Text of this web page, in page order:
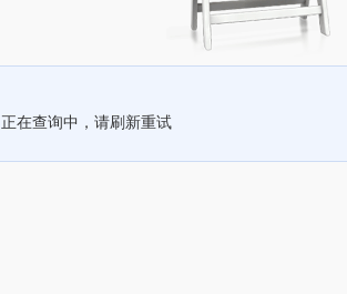
正在查询中，请刷新重试